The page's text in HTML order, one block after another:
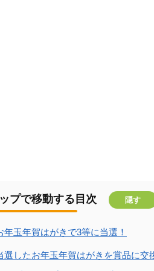
プで移動する目次 隠す
年玉年賀はがきで3等に当選！
選したお年玉年賀はがきを賞品に交